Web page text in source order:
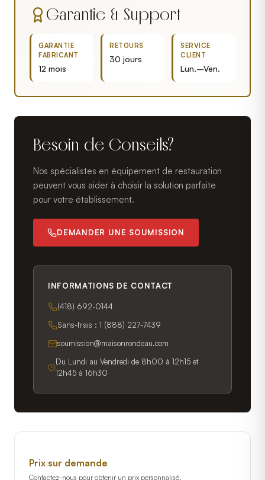
Garantie & Support
GARANTIE
FABRICANT
12 mois
RETOURS
30 jours
SERVICE
CLIENT
Lun.–Ven.
Besoin de Conseils?
Nos spécialistes en équipement de restauration
peuvent vous aider à choisir la solution parfaite
pour votre établissement.
DEMANDER UNE SOUMISSION
INFORMATIONS DE CONTACT
(418) 692-0144
Sans-frais : 1 (888) 227-7439
soumission@maisonrondeau.com
Du Lundi au Vendredi de 8h00 à 12h15 et
12h45 à 16h30
Prix sur demande
Contactez-nous pour obtenir un prix personnalisé.